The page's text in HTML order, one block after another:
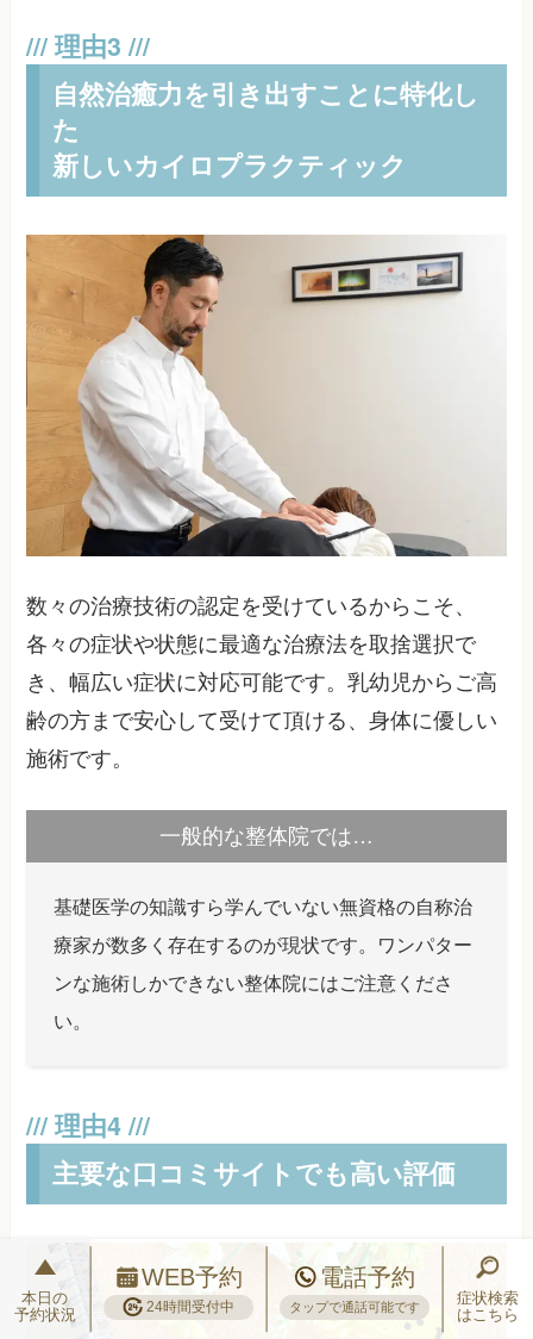
自然治癒力を引き出すことに特化し
た
新しいカイロプラクティック
数々の治療技術の認定を受けているからこそ、
各々の症状や状態に最適な治療法を取捨選択で
き、幅広い症状に対応可能です。乳幼児からご高
齢の方まで安心して受けて頂ける、身体に優しい
施術です。
一般的な整体院では…
基礎医学の知識すら学んでいない無資格の自称治
療家が数多く存在するのが現状です。ワンパター
ンな施術しかできない整体院にはご注意くださ
い。
主要な口コミサイトでも高い評価
本日の
予約状況
WEB予約
24時間受付中
電話予約
タップで通話可能です
症状検索
はこちら